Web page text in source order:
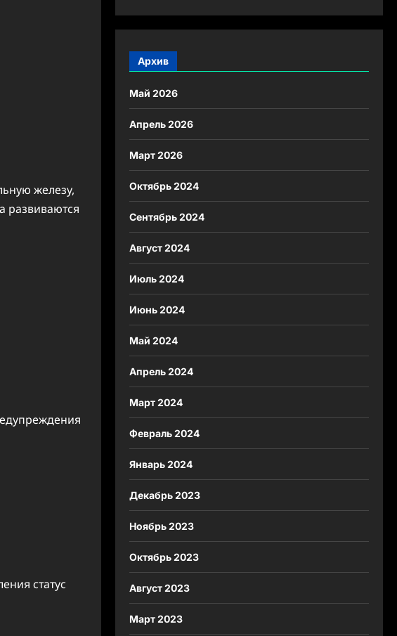
железу,
развиваются
статус
Архив
Май 2026
Апрель 2026
Март 2026
Октябрь 2024
Сентябрь 2024
Август 2024
Июль 2024
Июнь 2024
Май 2024
Апрель 2024
Март 2024
Февраль 2024
Январь 2024
Декабрь 2023
Ноябрь 2023
Октябрь 2023
Август 2023
Март 2023